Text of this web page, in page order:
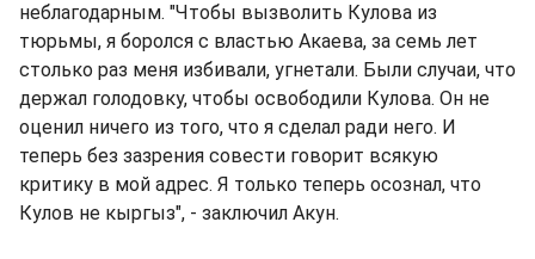
неблагодарным. "Чтобы вызволить Кулова из
тюрьмы, я боролся с властью Акаева, за семь лет
столько раз меня избивали, угнетали. Были случаи, что
держал голодовку, чтобы освободили Кулова. Он не
оценил ничего из того, что я сделал ради него. И
теперь без зазрения совести говорит всякую
критику в мой адрес. Я только теперь осознал, что
Кулов не кыргыз", - заключил Акун.